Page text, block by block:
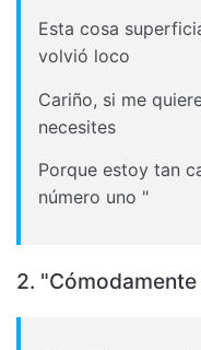
Esta cosa
volvió loco
Cariño, si me
necesites
Porque estoy tan
número uno "
2.